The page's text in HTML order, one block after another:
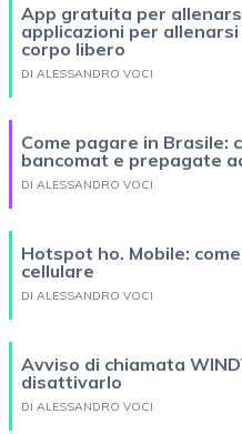
App gratuita per
applicazioni per
corpo libero
DI ALESSANDRO VOCI
Come pagare in Brasile:
bancomat e prepagate
DI ALESSANDRO VOCI
Hotspot ho. Mobile:
cellulare
DI ALESSANDRO VOCI
Avviso di chiamata
disattivarlo
DI ALESSANDRO VOCI